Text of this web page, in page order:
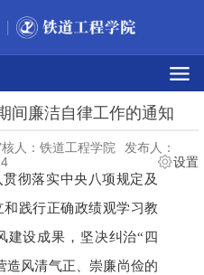
间廉洁自律工作的通知
人：铁道工程学院
发布人：
设置
彻落实中央八项规定及
践行正确政绩观学习教
建设成果，坚决纠治“四
造风清气正、崇廉尚俭的